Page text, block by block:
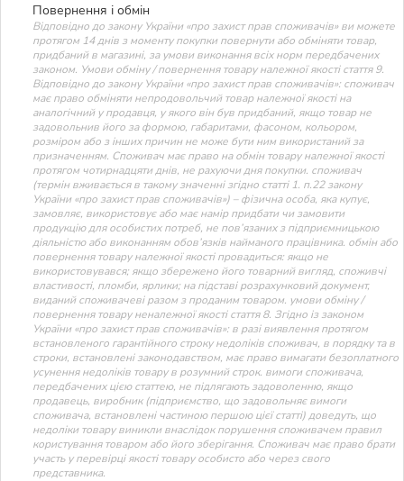
Повернення і обмін
Відповідно до закону України «про захист прав споживачів» ви можете
протягом 14 днів з моменту покупки повернути або обміняти товар,
придбаний в магазині, за умови виконання всіх норм передбачених
законом. Умови обміну / повернення товару належної якості стаття 9.
Відповідно до закону України «про захист прав споживачів»: споживач
має право обміняти непродовольчий товар належної якості на
аналогічний у продавця, у якого він був придбаний, якщо товар не
задовольнив його за формою, габаритами, фасоном, кольором,
розміром або з інших причин не може бути ним використаний за
призначенням. Споживач має право на обмін товару належної якості
протягом чотирнадцяти днів, не рахуючи дня покупки. споживач
(термін вживається в такому значенні згідно статті 1. п.22 закону
України «про захист прав споживачів») – фізична особа, яка купує,
замовляє, використовує або має намір придбати чи замовити
продукцію для особистих потреб, не пов’язаних з підприємницькою
діяльністю або виконанням обов’язків найманого працівника. обмін або
повернення товару належної якості провадиться: якщо не
використовувався; якщо збережено його товарний вигляд, споживчі
властивості, пломби, ярлики; на підставі розрахунковий документ,
виданий споживачеві разом з проданим товаром. умови обміну /
повернення товару неналежної якості стаття 8. Згідно із законом
України «про захист прав споживачів»: в разі виявлення протягом
встановленого гарантійного строку недоліків споживач, в порядку та в
строки, встановлені законодавством, має право вимагати безоплатного
усунення недоліків товару в розумний строк. вимоги споживача,
передбачених цією статтею, не підлягають задоволенню, якщо
продавець, виробник (підприємство, що задовольняє вимоги
споживача, встановлені частиною першою цієї статті) доведуть, що
недоліки товару виникли внаслідок порушення споживачем правил
користування товаром або його зберігання. Споживач має право брати
участь у перевірці якості товару особисто або через свого
представника.